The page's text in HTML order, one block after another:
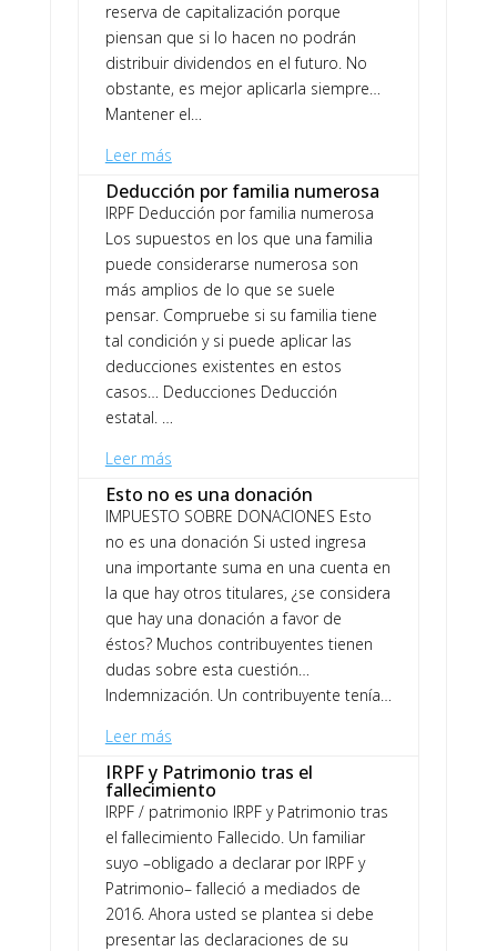
reserva de capitalización porque
piensan que si lo hacen no podrán
distribuir dividendos en el futuro. No
obstante, es mejor aplicarla siempre…
Mantener el…
Leer más
Deducción por familia numerosa
IRPF Deducción por familia numerosa
Los supuestos en los que una familia
puede considerarse numerosa son
más amplios de lo que se suele
pensar. Compruebe si su familia tiene
tal condición y si puede aplicar las
deducciones existentes en estos
casos… Deducciones Deducción
estatal. …
Leer más
Esto no es una donación
IMPUESTO SOBRE DONACIONES Esto
no es una donación Si usted ingresa
una importante suma en una cuenta en
la que hay otros titulares, ¿se considera
que hay una donación a favor de
éstos? Muchos contribuyentes tienen
dudas sobre esta cuestión…
Indemnización. Un contribuyente tenía…
Leer más
IRPF y Patrimonio tras el
fallecimiento
IRPF / patrimonio IRPF y Patrimonio tras
el fallecimiento Fallecido. Un familiar
suyo –obligado a declarar por IRPF y
Patrimonio– falleció a mediados de
2016. Ahora usted se plantea si debe
presentar las declaraciones de su